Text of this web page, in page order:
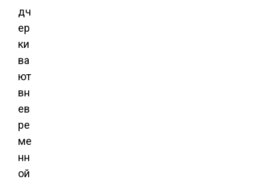
дч
ер
ки
ва
ют
вн
ев
ре
ме
нн
ой